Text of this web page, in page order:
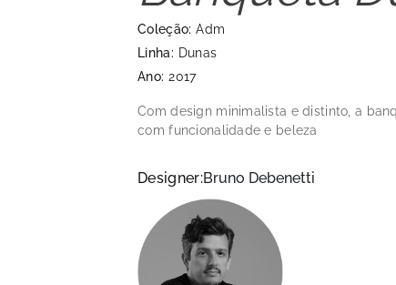
Coleção: Adm
Linha: Dunas
Ano: 2017
Com design minimalista e distinto, a
com funcionalidade e beleza
Designer:Bruno Debenetti